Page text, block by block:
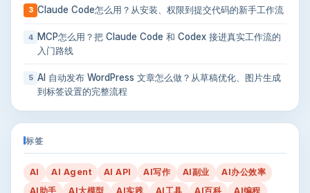
3 Claude Code怎么用？从安装、权限到提交代码的新手工作流
4
MCP怎么用？把 Claude Code 和 Codex 接进真实工作流的
入门路线
5 AI 自动发布 WordPress 文章怎么做？从草稿优化、图片生成
到标签设置的完整流程
标签
AI AI Agent AI API AI写作 AI副业
AI办公效率
AI助手
AI大模型 AI实践 AI工具 AI百科
AI编程